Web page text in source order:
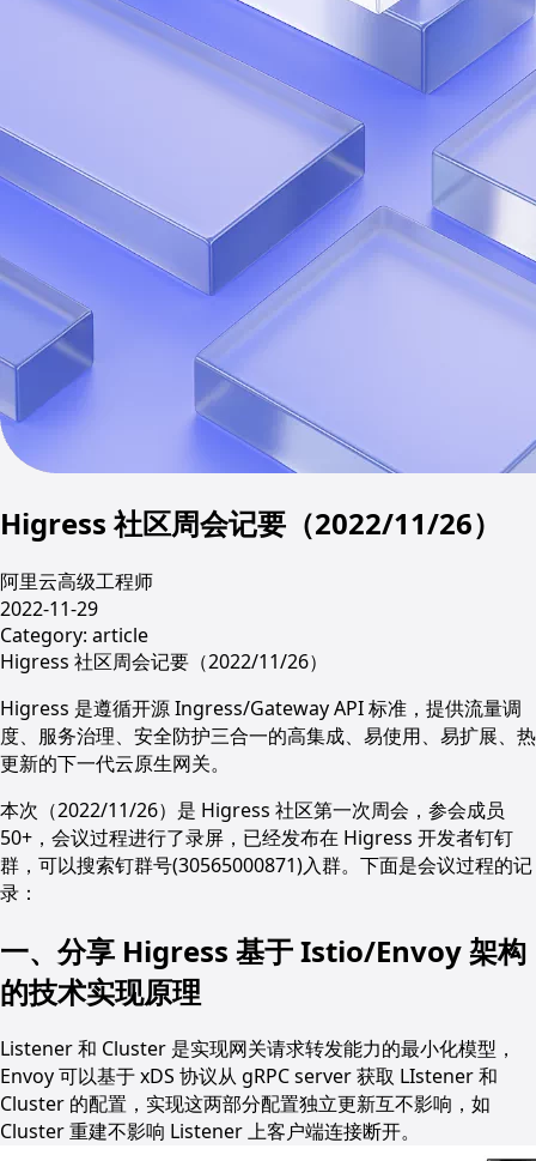
Higress 社区周会记要（2022/11/26）
阿里云高级工程师
2022-11-29
Category: article
Higress 社区周会记要（2022/11/26）
Higress 是遵循开源 Ingress/Gateway API 标准，提供流量调
度、服务治理、安全防护三合一的高集成、易使用、易扩展、热
更新的下一代云原生网关。
本次（2022/11/26）是 Higress 社区第一次周会，参会成员
50+，会议过程进行了录屏，已经发布在 Higress 开发者钉钉
群，可以搜索钉群号(30565000871)入群。下面是会议过程的记
录：
一、分享 Higress 基于 Istio/Envoy 架构
的技术实现原理
Listener 和 Cluster 是实现网关请求转发能力的最小化模型，
Envoy 可以基于 xDS 协议从 gRPC server 获取 LIstener 和
Cluster 的配置，实现这两部分配置独立更新互不影响，如
Cluster 重建不影响 Listener 上客户端连接断开。